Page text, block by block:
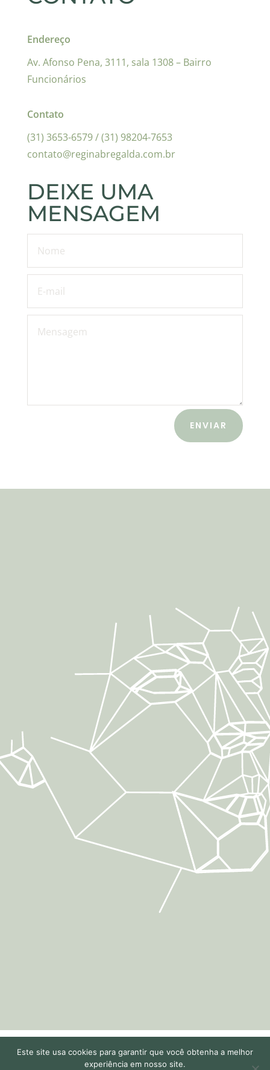
Endereço
Av. Afonso Pena, 3111, sala 1308 – Bairro
Funcionários
Contato
(31) 3653-6579 / (31) 98204-7653
contato@reginabregalda.com.br
DEIXE UMA
MENSAGEM
ENVIAR
Este site usa cookies para garantir que você obtenha a melhor
experiência em nosso site.